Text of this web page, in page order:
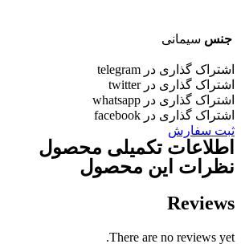
جنس سیمانی
اشتراک گذاری در telegram
اشتراک گذاری در twitter
اشتراک گذاری در whatsapp
اشتراک گذاری در facebook
ثبت سفارش
اطلاعات تکمیلی محصول
نظرات این محصول
Reviews
There are no reviews yet.